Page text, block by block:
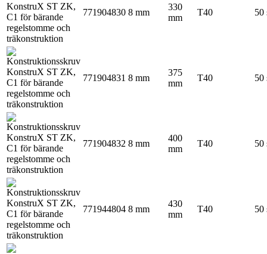
771904830 8 mm
330
mm
T40 50
771904831 8 mm
375
mm
T40 50
771904832 8 mm
400
mm
T40 50
771944804 8 mm
430
mm
T40 50